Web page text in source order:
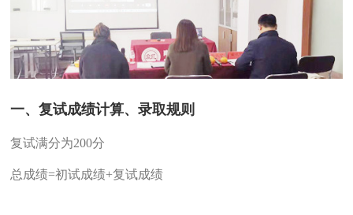
一、复试成绩计算、录取规则
复试满分为200分
总成绩=初试成绩+复试成绩